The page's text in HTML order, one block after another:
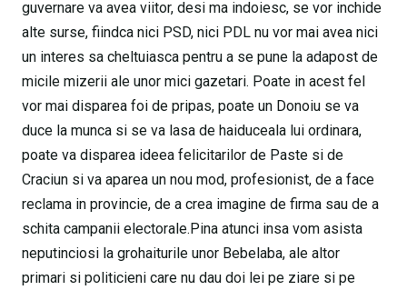
guvernare va avea viitor, desi ma indoiesc, se vor inchide
alte surse, fiindca nici PSD, nici PDL nu vor mai avea nici
un interes sa cheltuiasca pentru a se pune la adapost de
micile mizerii ale unor mici gazetari. Poate in acest fel
vor mai disparea foi de pripas, poate un Donoiu se va
duce la munca si se va lasa de haiduceala lui ordinara,
poate va disparea ideea felicitarilor de Paste si de
Craciun si va aparea un nou mod, profesionist, de a face
reclama in provincie, de a crea imagine de firma sau de a
schita campanii electorale.Pina atunci insa vom asista
neputinciosi la grohaiturile unor Bebelaba, ale altor
primari si politicieni care nu dau doi lei pe ziare si pe